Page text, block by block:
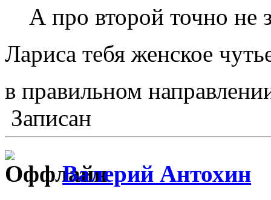
А про второй точно
Лариса тебя женское
в правильном
Записан
Валерий Антохин